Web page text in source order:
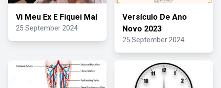
Vi Meu Ex E Fiquei Mal
25 September 2024
Versículo De Ano
Novo 2023
25 September 2024